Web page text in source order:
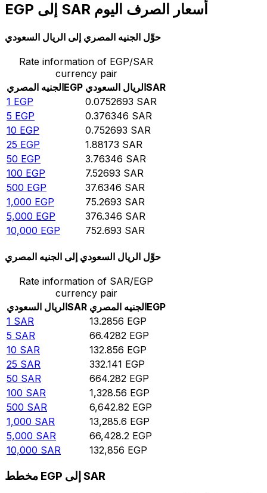
EGP إلى SAR أسعار الصرف اليوم
حوِّل الجنيه المصري إلى الريال السعودي
Rate information of EGP/SAR
currency pair
الجنيه المصريEGP الريال السعوديSAR
1 EGP 0.0752693 SAR
5 EGP 0.376346 SAR
10 EGP 0.752693 SAR
25 EGP 1.88173 SAR
50 EGP 3.76346 SAR
100 EGP 7.52693 SAR
500 EGP 37.6346 SAR
1,000 EGP 75.2693 SAR
5,000 EGP 376.346 SAR
10,000 EGP 752.693 SAR
حوِّل الريال السعودي إلى الجنيه المصري
Rate information of SAR/EGP
currency pair
الريال السعوديSAR الجنيه المصريEGP
1 SAR 13.2856 EGP
5 SAR 66.4282 EGP
10 SAR 132.856 EGP
25 SAR 332.141 EGP
50 SAR 664.282 EGP
100 SAR 1,328.56 EGP
500 SAR 6,642.82 EGP
1,000 SAR 13,285.6 EGP
5,000 SAR 66,428.2 EGP
10,000 SAR 132,856 EGP
مخطط EGP إلى SAR